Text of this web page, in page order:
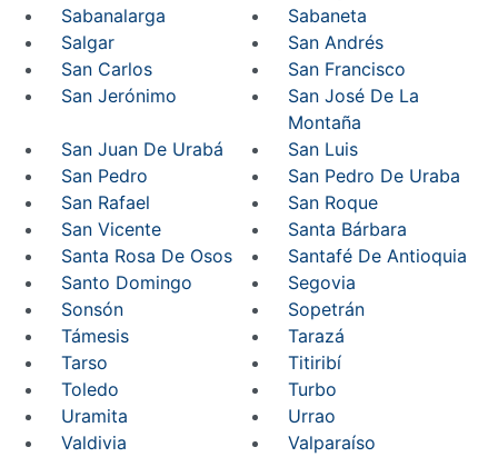
Sabanalarga
Sabaneta
Salgar
San Andrés
San Carlos
San Francisco
San Jerónimo
San José De La
Montaña
San Juan De Urabá
San Luis
San Pedro
San Pedro De Uraba
San Rafael
San Roque
San Vicente
Santa Bárbara
Santa Rosa De Osos
Santafé De Antioquia
Santo Domingo
Segovia
Sonsón
Sopetrán
Támesis
Tarazá
Tarso
Titiribí
Toledo
Turbo
Uramita
Urrao
Valdivia
Valparaíso